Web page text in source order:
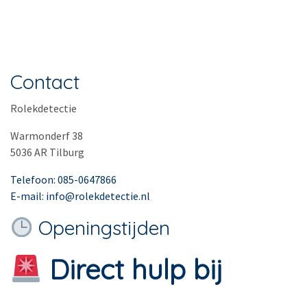
Contact
Rolekdetectie
Warmonderf 38
5036 AR Tilburg
Telefoon: 085-0647866
E-mail: info@rolekdetectie.nl
Openingstijden
Direct hulp bij